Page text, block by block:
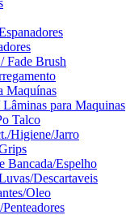
Fade Brush
Maquínas
Lâminas para Maquinas
Talco
Higiene/Jarro
Bancada/Espelho
Descartaveis
Oleo